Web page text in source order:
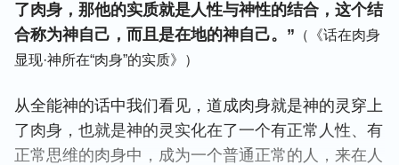
了肉身，那他的实质就是人性与神性的结合，这个结
合称为神自己，而且是在地的神自己。” （《话在肉身
显现·神所在“肉身”的实质》）
从全能神的话中我们看见，道成肉身就是神的灵穿上
了肉身，也就是神的灵实化在了一个有正常人性、有
正常思维的肉身中，成为一个普通正常的人，来在人